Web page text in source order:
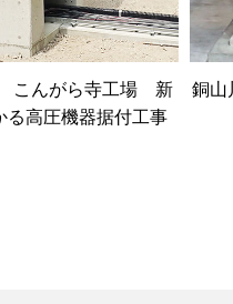
こんがら寺工場 新
る高圧機器据付工事
銅山